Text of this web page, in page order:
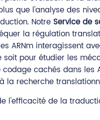
que l'analyse des
Notre Service de
la régulation
ARNm interagissent
soit pour étudier les
cachés dans les
la recherche
l'efficacité de la